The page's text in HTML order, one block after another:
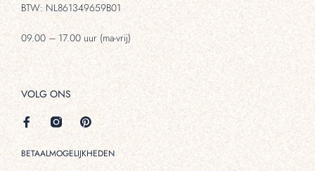
BTW: NL861349659B01
09.00 – 17.00 uur (ma-vrij)
VOLG ONS
BETAALMOGELIJKHEDEN